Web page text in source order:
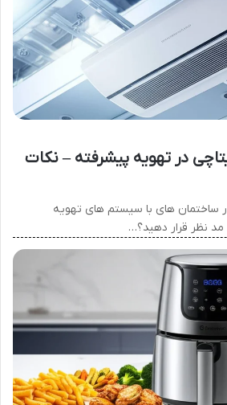
در تهویه پیشرفته – نکات
ساختمان های با سیستم های تهویه
مد نظر قرار دهید؟…